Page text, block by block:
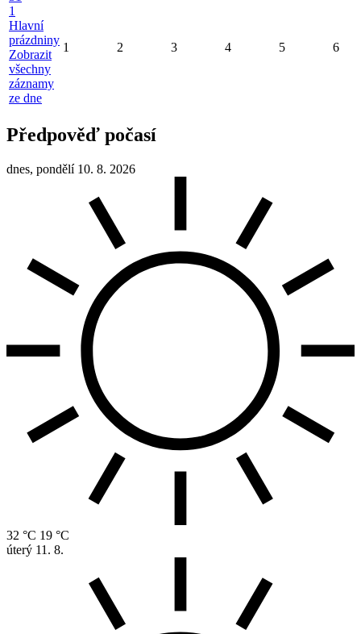
1
Hlavní
prázdniny
Zobrazit
všechny
záznamy
ze dne
1 2 3 4 5 6
Předpověď počasí
dnes, pondělí 10. 8. 2026
32 °C 19 °C
úterý 11. 8.